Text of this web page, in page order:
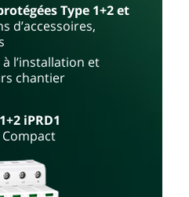
Type 1+2 et
d’accessoires,
à l’installation et
chantier
iPRD1
Compact